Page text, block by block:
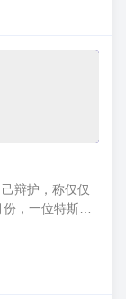
更新之后，可
辩护，称仅仅
，一位特斯拉
导公众”。